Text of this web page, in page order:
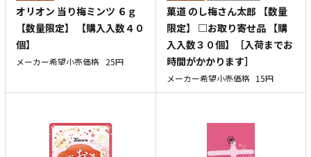
オリオン 当り梅ミンツ ６ｇ
【数量限定】 【購入入数４０
個】
メーカー希望小売価格 25円
菓道 のし梅さん太郎 【数量
限定】 □お取り寄せ品 【購
入入数３０個】［入荷までお
時間がかかります］
メーカー希望小売価格 15円